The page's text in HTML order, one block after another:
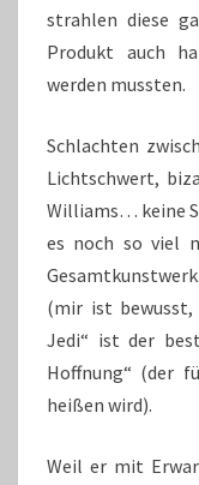
strahlen diese
Produkt auch
werden mussten.
Schlachten
Lichtschwert,
Williams… keine
es noch so viel
(mir ist bewusst,
Jedi“ ist der
Hoffnung“ (der
heißen wird).
Weil er mit